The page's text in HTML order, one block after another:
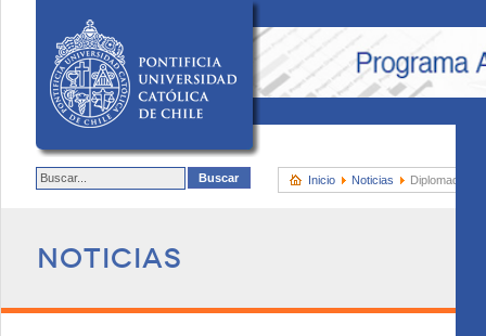
Inicio Noticias Diplomado
Noticias